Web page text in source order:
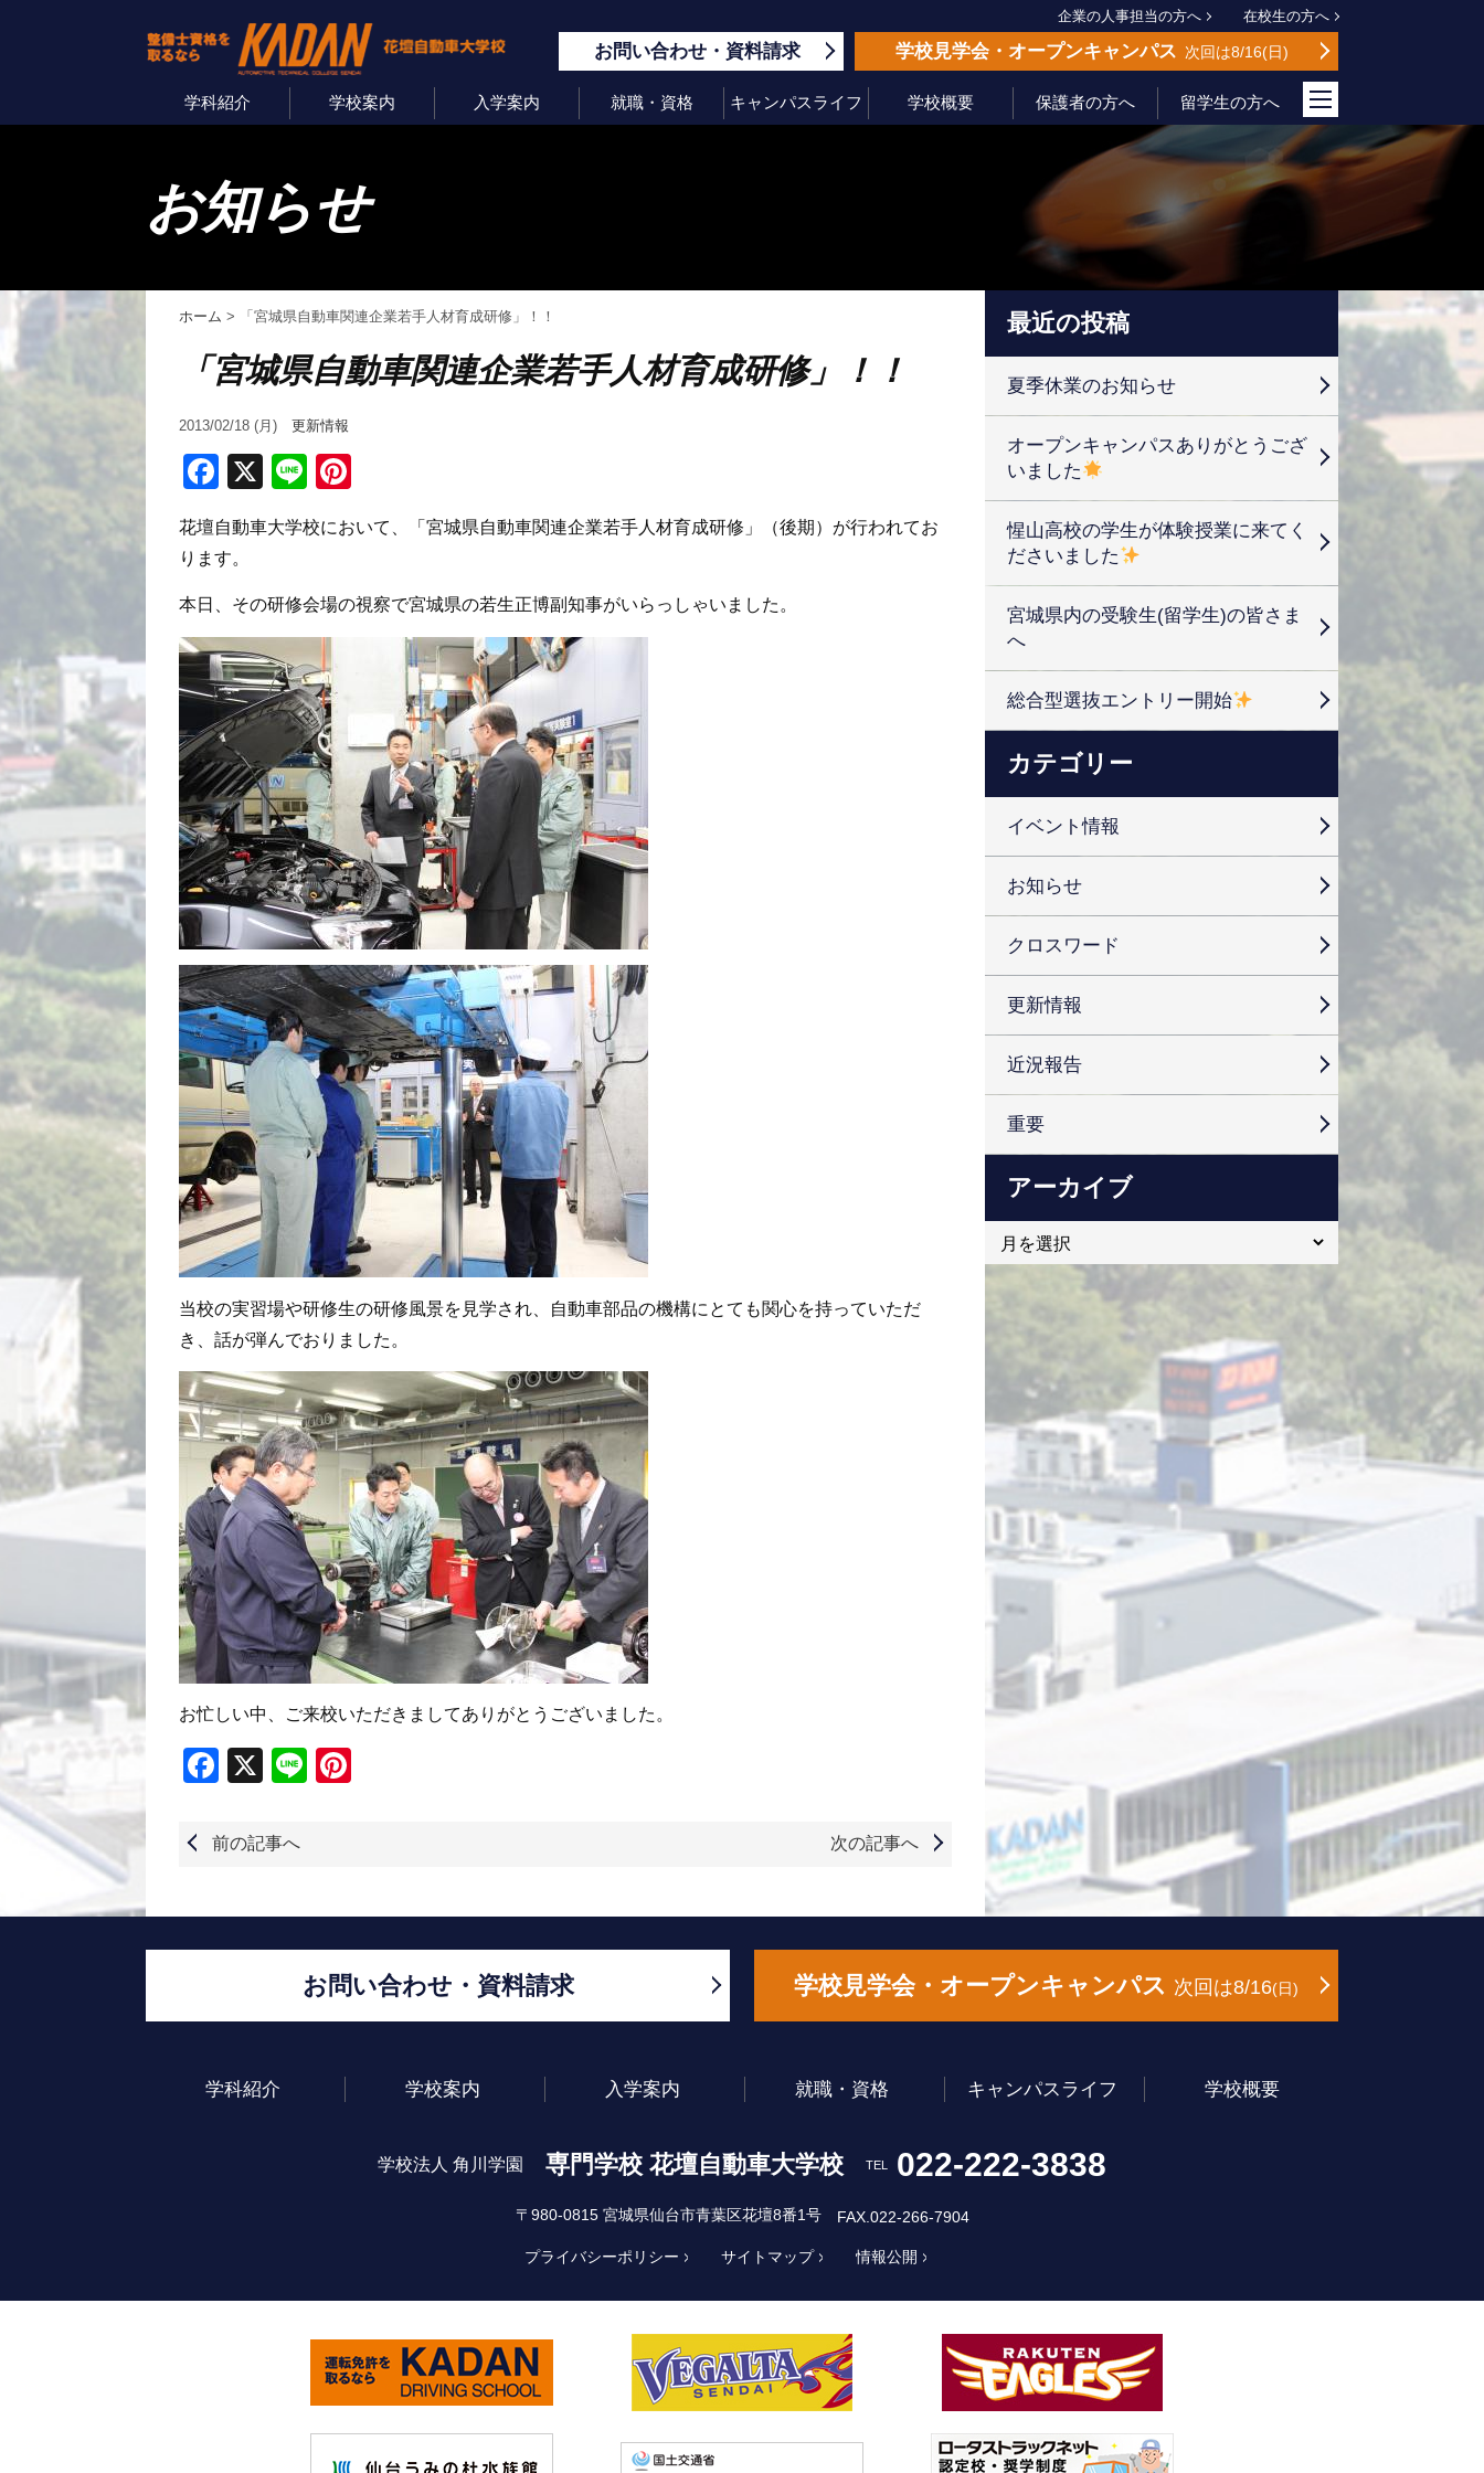
企業の人事担当の方へ 在校生の方へ
お問い合わせ 資料請求 学校見学会 オープンキャンパス 次回は8/16 日
学科紹介 学校案内 入学案内 就職・資格 キャンパスライフ 学校概要 保護者の方へ 留学生の方へ
お知らせ
ホーム > 「宮城県自動車関連企業若手人材育成研修」！！
「宮城県自動車関連企業若手人材育成研修」！！
2013/02/18 (月) 更新情報
Facebook
X Line
花壇自動車大学校において、「宮城県自動車関連企業若手人材育成研修」（後期）が行われてお
ります。
本日、その研修会場の視察で宮城県の若生正博副知事がいらっしゃいました。
当校の実習場や研修生の研修風景を見学され、自動車部品の機構にとても関心を持っていただ
き、話が弾んでおりました。
お忙しい中、ご来校いただきましてありがとうございました。
Facebook
X Line
前の記事へ 次の記事へ
最近の投稿
夏季休業のお知らせ
オープンキャンパスありがとうござ
いました
惺山高校の学生が体験授業に来てく
ださいました
宮城県内の受験生(留学生)の皆さま
へ
総合型選抜エントリー開始
カテゴリー
イベント情報
お知らせ
クロスワード
更新情報
近況報告
重要
アーカイブ
お問い合わせ・資料請求 学校見学会・オープンキャンパス 次回は8/16 日
学科紹介 学校案内 入学案内 就職・資格 キャンパスライフ 学校概要
学校法人 角川学園 専門学校 花壇自動車大学校 TEL 022-222-3838
〒980-0815 宮城県仙台市青葉区花壇8番1号 FAX.022-266-7904
プライバシーポリシー サイトマップ 情報公開